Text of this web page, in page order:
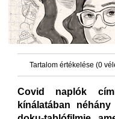
Tartalom értékelése (0
Covid naplók
kínálatában